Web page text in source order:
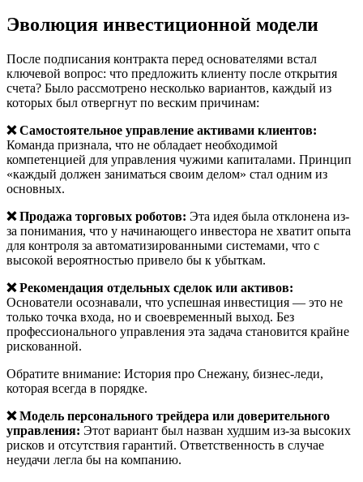
Эволюция инвестиционной модели
После подписания контракта перед основателями встал
ключевой вопрос: что предложить клиенту после открытия
счета? Было рассмотрено несколько вариантов, каждый из
которых был отвергнут по веским причинам:
❌ Самостоятельное управление активами клиентов:
Команда признала, что не обладает необходимой
компетенцией для управления чужими капиталами. Принцип
«каждый должен заниматься своим делом» стал одним из
основных.
❌ Продажа торговых роботов: Эта идея была отклонена из-
за понимания, что у начинающего инвестора не хватит опыта
для контроля за автоматизированными системами, что с
высокой вероятностью привело бы к убыткам.
❌ Рекомендация отдельных сделок или активов:
Основатели осознавали, что успешная инвестиция — это не
только точка входа, но и своевременный выход. Без
профессионального управления эта задача становится крайне
рискованной.
Обратите внимание: История про Снежану, бизнес-леди,
которая всегда в порядке.
❌ Модель персонального трейдера или доверительного
управления: Этот вариант был назван худшим из-за высоких
рисков и отсутствия гарантий. Ответственность в случае
неудачи легла бы на компанию.